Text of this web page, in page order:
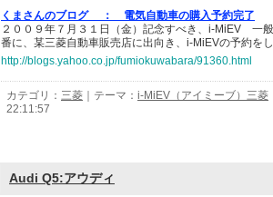
くまさんのブログ ：
電気自動車の購入予約完了
２００９年７月３１日（金）記念すべき、i-MiEV 一
番に、某三菱自動車販売店に出向き、i-MiEVの予約をし
http://blogs.yahoo.co.jp/fumiokuwabara/91360.html
カテゴリ： 三菱 ｜テーマ： i-MiEV（アイミーブ）三菱
22:11:57
Audi Q5:アウディ